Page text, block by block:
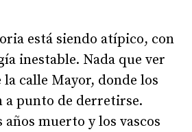
está siendo atípico, con
inestable. Nada que ver
la calle Mayor, donde los
a punto de derretirse.
años muerto y los vascos